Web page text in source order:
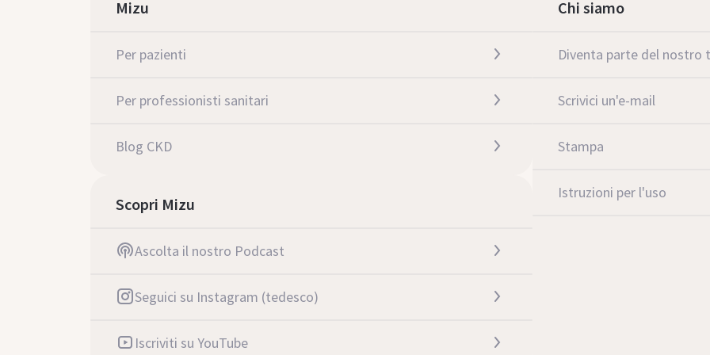
Mizu
Per pazienti
Per professionisti sanitari
Blog CKD
Scopri Mizu
Ascolta il nostro Podcast
Seguici su Instagram (tedesco)
Iscriviti su YouTube
Chi siamo
Diventa parte del nostro
Scrivici un'e-mail
Stampa
Istruzioni per l'uso